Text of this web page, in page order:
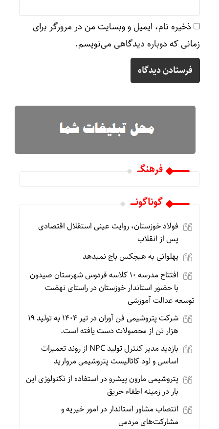
ذخیره نام، ایمیل و وبسایت من در مرورگر برای
زمانی که دوباره دیدگاهی می‌نویسم.
فرهنگـــ
گوناگونـــــ
فولاد خوزستان، روایت عینی استقلال اقتصادی
پس از انقلاب
پهلوانی به هیچکس باج نمیدهد
افتتاح مدرسه ۱۰ کلاسه فردوس شهرستان صیدون
با حضور استاندار خوزستان در راستای نهضت
توسعه عدالت آموزشی
شرکت پتروشیمی فن آوران در تیر ۱۴۰۴ به تولید ۱۹
هزار تن از محصولات دست یافته است.
بازدید مدیر کنترل تولید NPC از روند تعمیرات
اساسی و لود کاتالیست پتروشیمی مروارید
پتروشیمی مارون پیشرو در استفاده از تکنولوژی این
بار در زمینه اطفاء حریق
انتصاب مشاور استاندار در امور خیریه و
مشارکت‌های مردمی